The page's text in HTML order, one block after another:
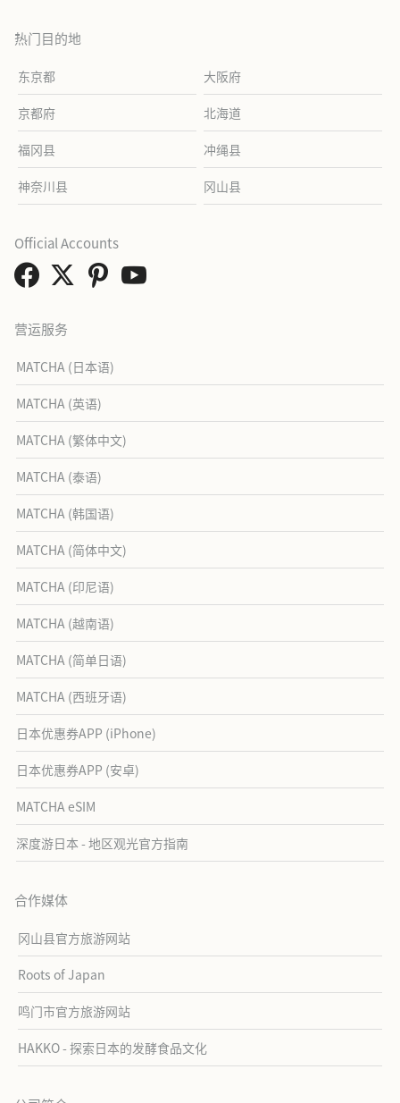
热门目的地
东京都 大阪府
京都府 北海道
福冈县 冲绳县
神奈川县 冈山县
营运服务
MATCHA (日本语)
MATCHA (英语)
MATCHA (繁体中文)
MATCHA (泰语)
MATCHA (韩国语)
MATCHA (简体中文)
MATCHA (印尼语)
MATCHA (越南语)
MATCHA (简单日语)
MATCHA (西班牙语)
日本优惠券APP (iPhone)
日本优惠券APP (安卓)
MATCHA eSIM
深度游日本 - 地区观光官方指南
合作媒体
冈山县官方旅游网站
Roots of Japan
鸣门市官方旅游网站
HAKKO - 探索日本的发酵食品文化
Official Accounts